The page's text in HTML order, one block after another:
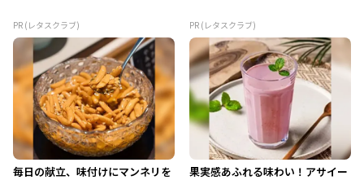
PR (レタスクラブ) PR (レタスクラブ)
毎日の献立、味付けにマンネリを
果実感あふれる味わい！アサイー